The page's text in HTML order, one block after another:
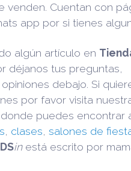
venden. Cuentan con
app por si tienes
algún artículo en
déjanos tus preguntas,
debajo. Si
por favor visita
puedes encontrar
clases salones de
inestá escrito por